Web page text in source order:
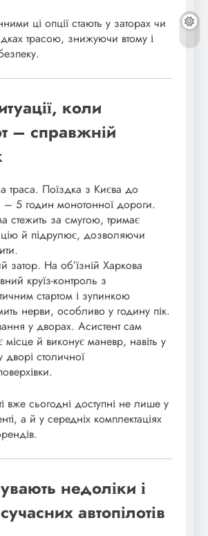
ці опції стають у заторах чи
трасою, знижуючи втому і
коли
– справжній
траса. Поїздка з Києва до
5 годин монотонної дороги.
стежить за смугою, тримає
й підрулює, дозволяючи
затор. На об’їзній Харкова
круїз-контроль з
стартом і зупинкою
нерви, особливо у годину пік.
у дворах. Асистент сам
місце й виконує маневр, навіть у
дворі столичної
вже сьогодні доступні не лише у
а й у середніх комплектаціях
недоліки і
автопілотів